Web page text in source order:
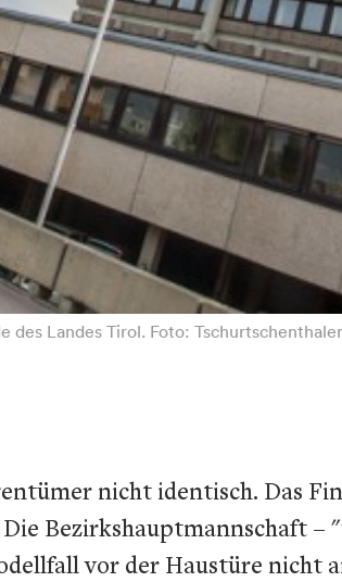
des Landes Tirol. Foto: Tschurtschenthaler
nicht identisch. Das
Bezirkshauptmannschaft
vor der Haustüre nicht